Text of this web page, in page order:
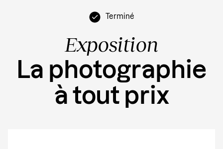
Terminé
Exposition
La photographie
à tout prix